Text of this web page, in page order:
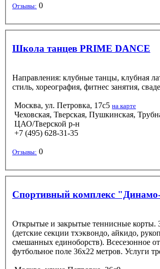
Отзывы: 0
Школа танцев PRIME DANCE
Направления: клубные танцы, клубная
стиль, хореография, фитнес занятия,
Москва, ул. Петровка, 17с5 на карте
Чеховская, Тверская, Пушкинская,
ЦАО/Тверской р-н
+7 (495) 628-31-35
Отзывы: 0
Спортивный комплекс
Открытые и закрытые теннисные корты.
(детские секции тхэквондо, айкидо,
смешанных единоборств). Всесезонное
футбольное поле 36х22 метров. Услуги